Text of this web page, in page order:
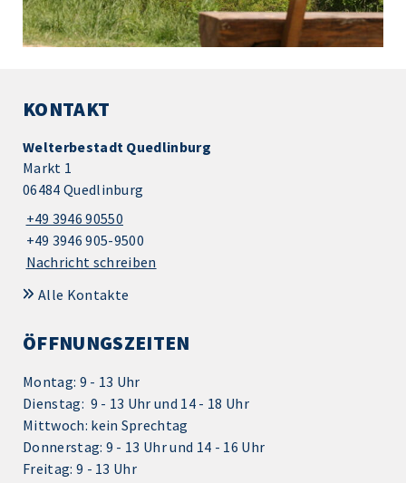
KONTAKT
Welterbestadt Quedlinburg
Markt 1
06484 Quedlinburg
+49 3946 90550
+49 3946 905-9500
Nachricht schreiben
Alle Kontakte
ÖFFNUNGSZEITEN
Montag: 9 - 13 Uhr
Dienstag: 9 - 13 Uhr und 14 - 18 Uhr
Mittwoch: kein Sprechtag
Donnerstag: 9 - 13 Uhr und 14 - 16 Uhr
Freitag: 9 - 13 Uhr